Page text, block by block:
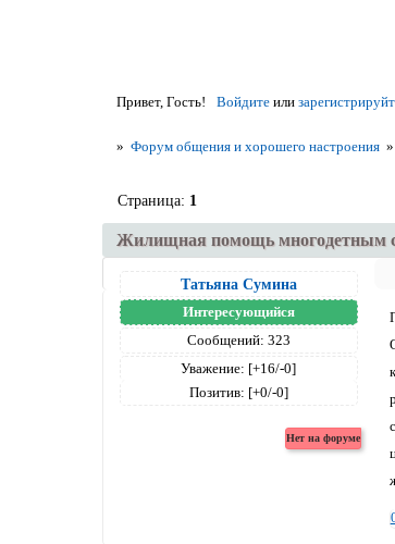
Привет, Гость! Войдитеили
» Форум общения и хорошего настроения »
Жилищная помощь многодетным
Страница: 1
Татьяна Сумина
Интересующийся
Сообщений: 323
Уважение: [+16/-0]
Позитив: [+0/-0]